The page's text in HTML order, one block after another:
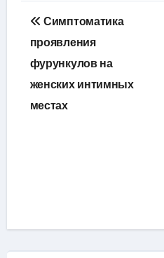
Навигация
по
записям
Симптоматика
проявления
фурункулов на
женских интимных
местах